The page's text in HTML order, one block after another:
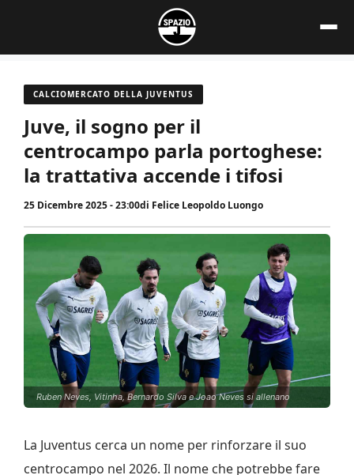
contenuto
CALCIOMERCATO DELLA JUVENTUS
Juve, il sogno per il
centrocampo parla portoghese:
la trattativa accende i tifosi
25 Dicembre 2025 - 23:00di Felice Leopoldo Luongo
Ruben Neves, Vitinha, Bernardo Silva e Joao Neves si allenano
La Juventus cerca un nome per rinforzare il suo
centrocampo nel 2026. Il nome che potrebbe fare